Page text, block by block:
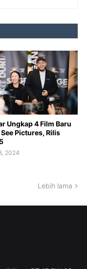
Ungkap 4 Film Baru
Pictures, Rilis
2024
Lebih lama